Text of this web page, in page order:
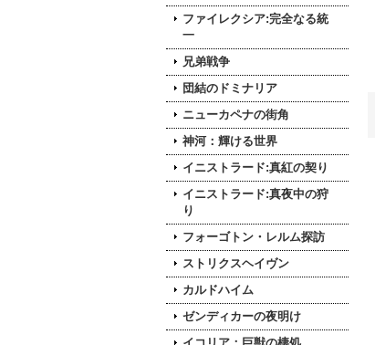
ファイレクシア:完全なる統
一
兄弟戦争
団結のドミナリア
ニューカペナの街角
神河：輝ける世界
イニストラード:真紅の契り
イニストラード:真夜中の狩
り
フォーゴトン・レルム探訪
ストリクスヘイヴン
カルドハイム
ゼンディカーの夜明け